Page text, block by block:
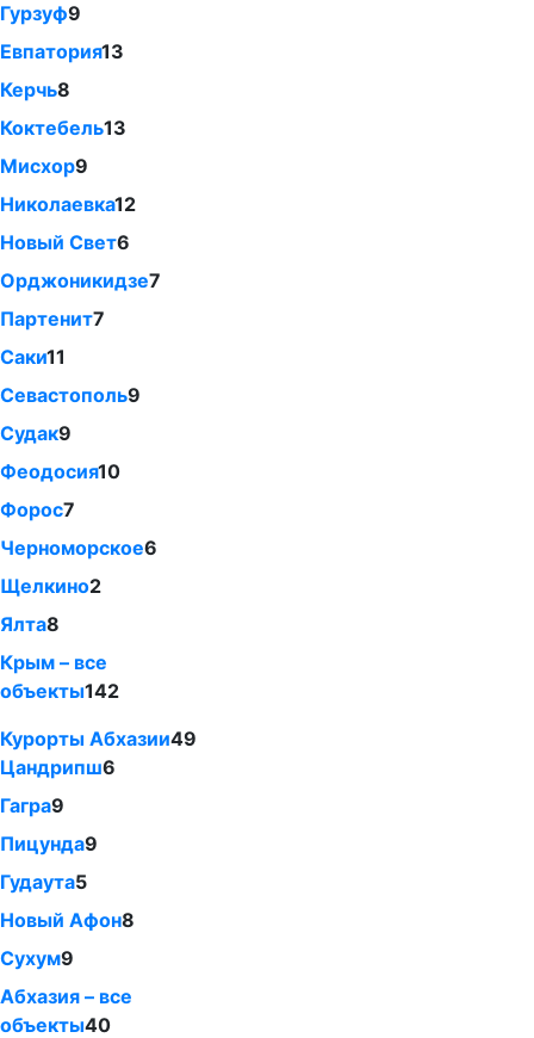
Гурзуф9
Евпатория13
Керчь8
Коктебель13
Мисхор9
Николаевка12
Новый Свет6
Орджоникидзе7
Партенит7
Саки11
Севастополь9
Судак9
Феодосия10
Форос7
Черноморское6
Щелкино2
Ялта8
Крым – все
объекты142
Курорты Абхазии49
Цандрипш6
Гагра9
Пицунда9
Гудаута5
Новый Афон8
Сухум9
Абхазия – все
объекты40